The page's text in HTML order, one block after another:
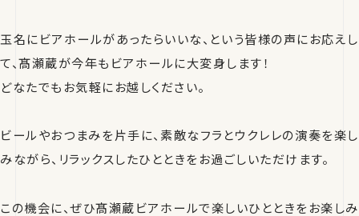
玉名にビアホールがあったらいいな、という皆様の声にお応えし
て、髙瀬蔵が今年もビアホールに大変身します！
どなたでもお気軽にお越しください。
ビールやおつまみを片手に、素敵なフラとウクレレの演奏を楽し
みながら、リラックスしたひとときをお過ごしいただけます。
この機会に、ぜひ髙瀬蔵ビアホールで楽しいひとときをお楽しみ